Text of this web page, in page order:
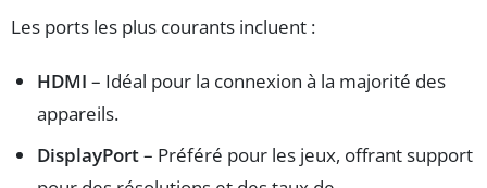
Les ports les plus courants incluent :
HDMI – Idéal pour la connexion à la majorité des
appareils.
DisplayPort– Préféré pour les jeux, offrant support